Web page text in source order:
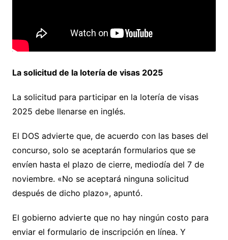
La solicitud de la lotería de visas 2025
La solicitud para participar en la lotería de visas
2025 debe llenarse en inglés.
El DOS advierte que, de acuerdo con las bases del
concurso, solo se aceptarán formularios que se
envíen hasta el plazo de cierre, mediodía del 7 de
noviembre. «No se aceptará ninguna solicitud
después de dicho plazo», apuntó.
El gobierno advierte que no hay ningún costo para
enviar el formulario de inscripción en línea. Y